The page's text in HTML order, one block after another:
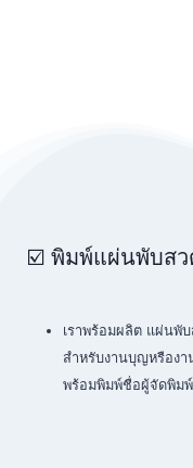
☑️ พิมพ์แผ่นพับส
เราพร้อมผลิต แผ่นพั
สำหรับงานบุญหรืองา
พร้อมพิมพ์ชื่อผู้จัดพิม